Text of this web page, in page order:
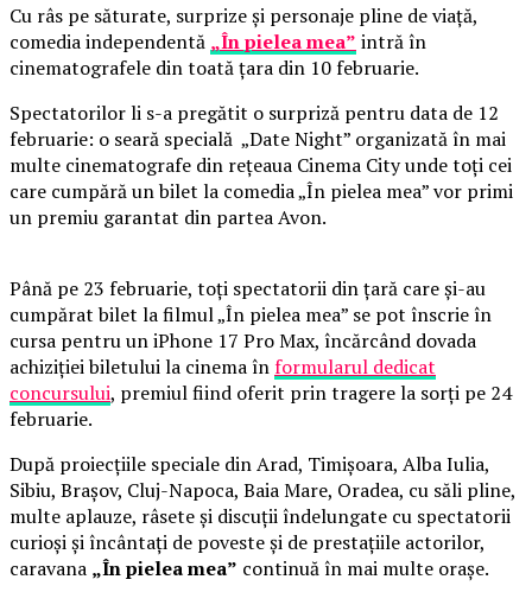
Cu râs pe săturate, surprize și personaje pline de viață,
comedia independentă „În pielea mea” intră în
cinematografele din toată țara din 10 februarie.
Spectatorilor li s-a pregătit o surpriză pentru data de 12
februarie: o seară specială „Date Night” organizată în mai
multe cinematografe din rețeaua Cinema City unde toți cei
care cumpără un bilet la comedia „În pielea mea” vor primi
un premiu garantat din partea Avon.
Până pe 23 februarie, toți spectatorii din țară care și-au
cumpărat bilet la filmul „În pielea mea” se pot înscrie în
cursa pentru un iPhone 17 Pro Max, încărcând dovada
achiziției biletului la cinema înformularul dedicat
concursului, premiul fiind oferit prin tragere la sorți pe 24
februarie.
După proiecțiile speciale din Arad, Timișoara, Alba Iulia,
Sibiu, Brașov, Cluj-Napoca, Baia Mare, Oradea, cu săli pline,
multe aplauze, râsete și discuții îndelungate cu spectatorii
curioși și încântați de poveste și de prestațiile actorilor,
caravana „În pielea mea” continuă în mai multe orașe.